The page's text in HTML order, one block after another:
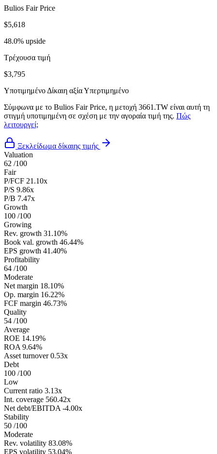
Bulios Fair Price
$5,618
48.0% upside
Τρέχουσα τιμή
$3,795
Υποτιμημένο Δίκαιη αξίαΥπερτιμημένο
Σύμφωνα με το Bulios Fair Price, η μετοχή 3661.TW είναι αυτή τη
στιγμή υποτιμημένη σε σχέση με την αγοραία τιμή της. Πώς
λειτουργεί;
Ξεκλείδωμα δίκαιης τιμής
Valuation
62 /100
Fair
P/FCF 21.10x
P/S 9.86x
P/B 7.47x
Growth
100 /100
Growing
Rev. growth 31.10%
Book val. growth 46.44%
EPS growth 41.40%
Profitability
64 /100
Moderate
Net margin 18.10%
Op. margin 16.22%
FCF margin 46.73%
Quality
54 /100
Average
ROE 14.19%
ROA 9.64%
Asset turnover 0.53x
Debt
100 /100
Low
Current ratio 3.13x
Int. coverage 560.42x
Net debt/EBITDA -4.00x
Stability
50 /100
Moderate
Rev. volatility 83.08%
EPS volatility 53.04%